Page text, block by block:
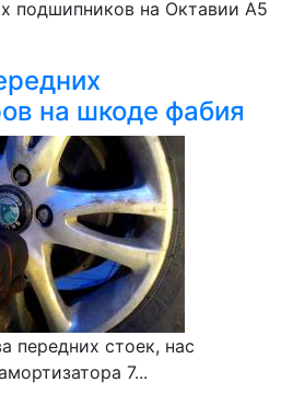
подшипников на Октавии А5
на шкоде фабия
передних стоек, нас
7...